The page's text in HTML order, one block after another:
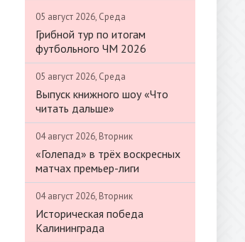
05 август 2026, Среда
Грибной тур по итогам
футбольного ЧМ 2026
05 август 2026, Среда
Выпуск книжного шоу «Что
читать дальше»
04 август 2026, Вторник
«Голепад» в трёх воскресных
матчах премьер-лиги
04 август 2026, Вторник
Историческая победа
Калининграда